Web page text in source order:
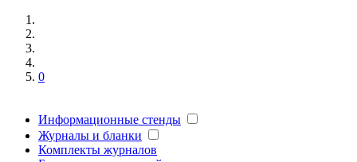
0
Информационные стенды
Журналы и бланки
Комплекты журналов